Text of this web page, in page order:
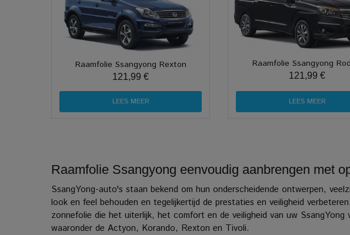
Raamfolie Ssangyong Rexton
121,99 €
LEES MEER
Raamfolie Ssangyong
121,99 €
LEES MEER
Raamfolie Ssangyong eenvoudig aanbrengen met
SsangYong-auto's staan bekend om hun onderscheidende ontwerpen,
look en feel behouden en tegelijkertijd de prestaties en veiligheid verbeteren.
zonnefolie die het uiterlijk, het comfort en de veiligheid van uw
waaronder de Actyon, Korando, Rexton en Tivoli.